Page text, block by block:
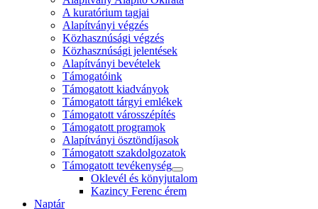
A kuratórium tagjai
Alapítványi végzés
Közhasznúsági végzés
Közhasznúsági jelentések
Alapítványi bevételek
Támogatóink
Támogatott kiadványok
Támogatott tárgyi emlékek
Támogatott városszépítés
Támogatott programok
Alapítványi ösztöndíjasok
Támogatott szakdolgozatok
Támogatott tevékenység
Oklevél és könyjutalom
Kazincy Ferenc érem
Naptár